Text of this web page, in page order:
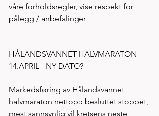
våre forholdsregler, vise respekt for
pålegg / anbefalinger
HÅLANDSVANNET HALVMARATON
14.APRIL - NY DATO?
Markedsføring av Hålandsvannet
halvmaraton nettopp besluttet stoppet,
mest sannsynlig vil kretsens neste